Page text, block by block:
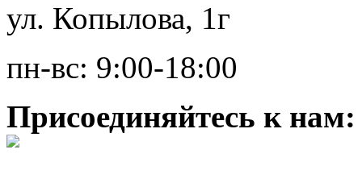
ул. Копылова, 1г
пн-вс: 9:00-18:00
Присоединяйтесь к нам: